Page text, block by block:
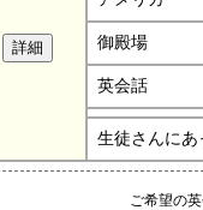
御殿場
英会話
生徒さんに
ご希望の